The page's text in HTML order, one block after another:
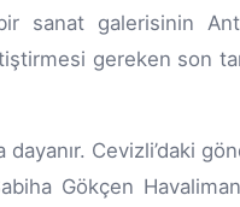
sanat galerisinin
gereken son
Cevizli’daki
Gökçen